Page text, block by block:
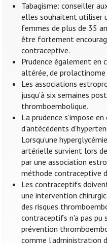
Tabagisme: conseiller
elles souhaitent utiliser
femmes de plus de 35
être fortement
contraceptive.
Prudence également en
altérée, de
Les associations
jusqu’à six semaines
thromboembolique.
La prudence s’impose
d’antécédents
Lorsqu’une
artérielle survient lors
par une association
méthode contraceptive
Les contraceptifs
une intervention
des risques
contraceptifs n'a pas pu
prévention
comme l'administration